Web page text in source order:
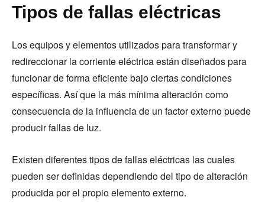
Tipos de fallas eléctricas
Los equipos y elementos utilizados para transformar y
redireccionar la corriente eléctrica están diseñados para
funcionar de forma eficiente bajo ciertas condiciones
específicas. Así que la más mínima alteración como
consecuencia de la influencia de un factor externo puede
producir fallas de luz.
Existen diferentes tipos de fallas eléctricas las cuales
pueden ser definidas dependiendo del tipo de alteración
producida por el propio elemento externo.